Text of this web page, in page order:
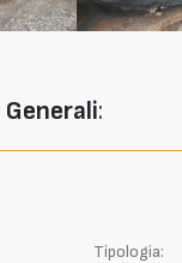
Generali:
Tipologia: